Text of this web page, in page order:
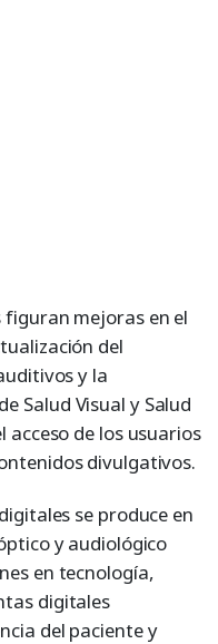
figuran mejoras en el
del
y la
Salud Visual y Salud
de los usuarios
divulgativos.
se produce en
y audiológico
en tecnología,
digitales
del paciente y